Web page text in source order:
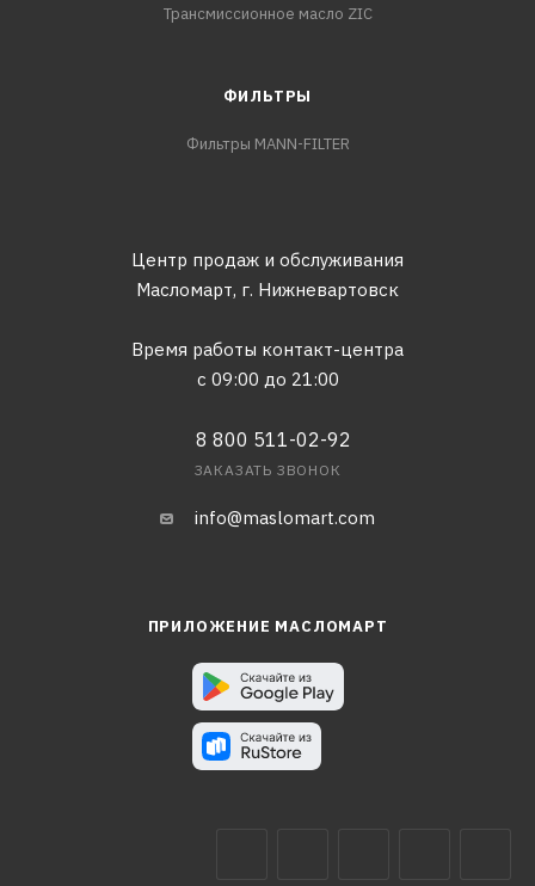
Трансмиссионное масло ZIC
ФИЛЬТРЫ
Фильтры MANN-FILTER
Центр продаж и обслуживания
Масломарт, г. Нижневартовск
Время работы контакт-центра
с 09:00 до 21:00
8 800 511-02-92
ЗАКАЗАТЬ ЗВОНОК
info@maslomart.com
ПРИЛОЖЕНИЕ МАСЛОМАРТ